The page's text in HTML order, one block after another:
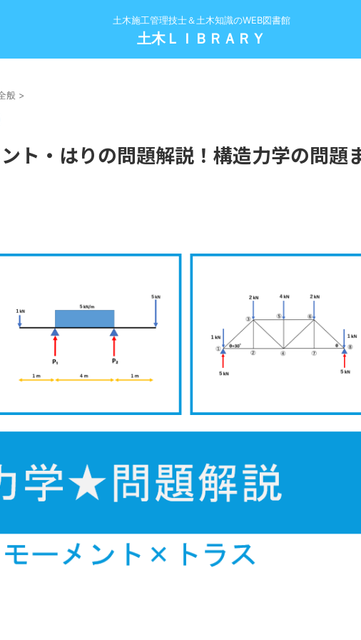
土木施工管理技士＆土木知識のWEB図書館
土木ＬＩＢＲＡＲＹ
般 >
ト・はりの問題解説！構造力学の問題